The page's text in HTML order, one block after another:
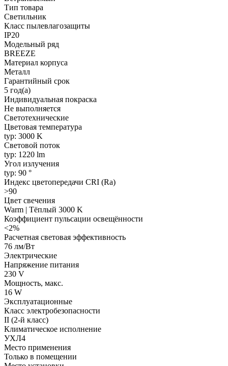
Тип товара
Светильник
Класс пылевлагозащиты
IP20
Модельный ряд
BREEZE
Материал корпуса
Металл
Гарантийный срок
5 год(а)
Индивидуальная покраска
Не выполняется
Светотехнические
Цветовая температура
typ: 3000 K
Световой поток
typ: 1220 lm
Угол излучения
typ: 90 °
Индекс цветопередачи CRI (Ra)
>90
Цвет свечения
Warm | Тёплый 3000 K
Коэффициент пульсации освещённости
<2%
Расчетная световая эффективность
76 лм/Вт
Электрические
Напряжение питания
230 V
Мощность, макс.
16 W
Эксплуатационные
Класс электробезопасности
II (2-й класс)
Климатическое исполнение
УХЛ4
Место применения
Только в помещении